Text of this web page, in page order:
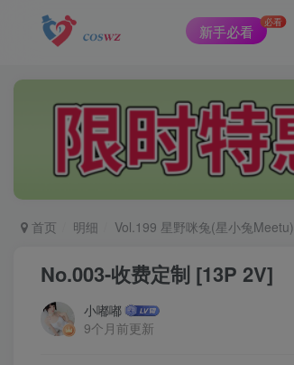
新手必看 必看
首页 明细 Vol.199 星野咪兔(星小兔Meetu)
No.003-收费定制 [13P 2V]
小嘟嘟
9个月前更新